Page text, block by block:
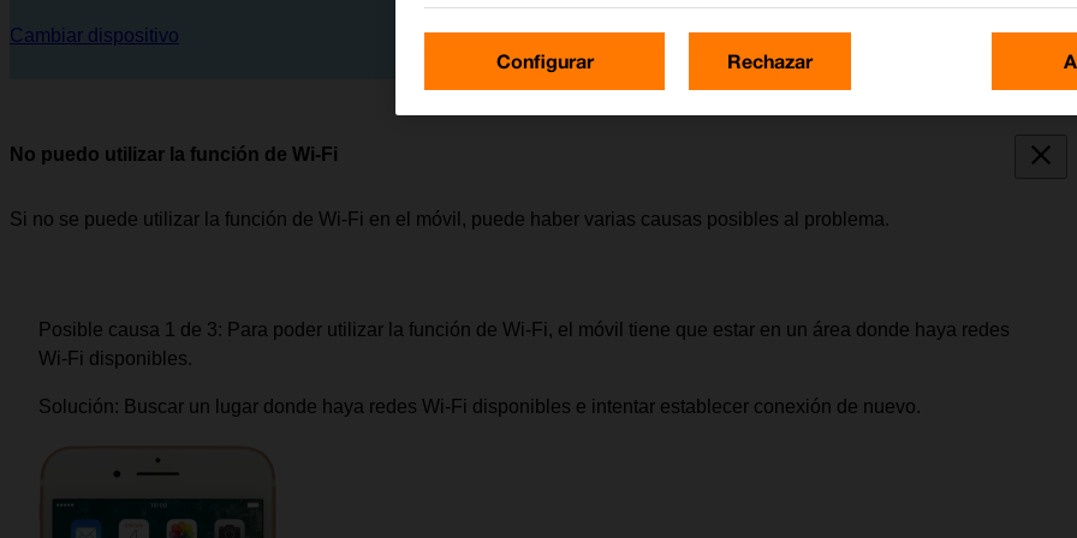
Cambiar dispositivo
No puedo utilizar la función de Wi-Fi
Si no se puede utilizar la función de Wi-Fi en el móvil, puede haber varias causas posibles al problema.
Posible causa 1 de 3: Para poder utilizar la función de Wi-Fi, el móvil tiene que estar en un área donde haya redes
Wi-Fi disponibles.
Solución: Buscar un lugar donde haya redes Wi-Fi disponibles e intentar establecer conexión de nuevo.
Configurar Rechazar